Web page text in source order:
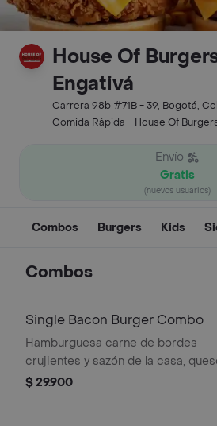
House Of
Engativá
Carrera 98b #71B - 39, Bogotá,
Comida Rápida - House Of
Envío
Gratis
(nuevos usuarios)
Combos Burgers Kids
Combos
Single Bacon Burger Combo
Hamburguesa carne de bordes
crujientes y sazón de la casa,
americano, bacon y vegetales
$ 29.900